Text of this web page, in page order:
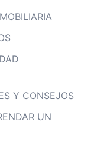
Y CONSEJOS
UN